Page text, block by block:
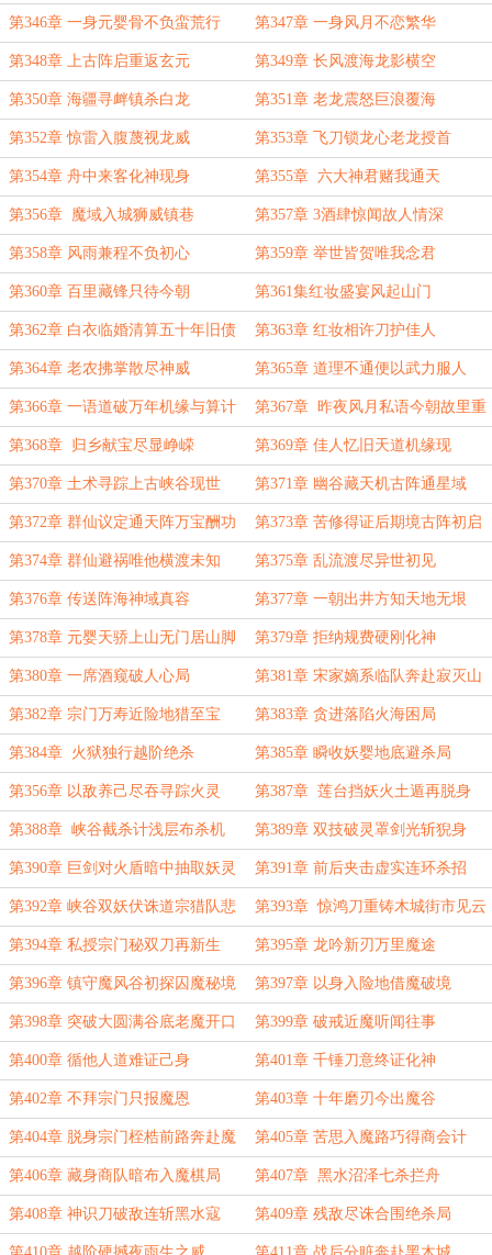
第346章 一身元婴骨不负蛮荒行 第347章 一身风月不恋繁华
第348章 上古阵启重返玄元 第349章 长风渡海龙影横空
第350章 海疆寻衅镇杀白龙 第351章 老龙震怒巨浪覆海
第352章 惊雷入腹蔑视龙威 第353章 飞刀锁龙心老龙授首
第354章 舟中来客化神现身 第355章 六大神君赌我通天
第356章 魔域入城狮威镇巷 第357章 3酒肆惊闻故人情深
第358章 风雨兼程不负初心 第359章 举世皆贺唯我念君
第360章 百里藏锋只待今朝 第361集红妆盛宴风起山门
第362章 白衣临婚清算五十年旧债 第363章 红妆相许刀护佳人
第364章 老农拂掌散尽神威 第365章 道理不通便以武力服人
第366章 一语道破万年机缘与算计 第367章 昨夜风月私语今朝故里重
第368章 归乡献宝尽显峥嵘 第369章 佳人忆旧天道机缘现
第370章 土术寻踪上古峡谷现世 第371章 幽谷藏天机古阵通星域
第372章 群仙议定通天阵万宝酬功 第373章 苦修得证后期境古阵初启
第374章 群仙避祸唯他横渡未知 第375章 乱流渡尽异世初见
第376章 传送阵海神域真容 第377章 一朝出井方知天地无垠
第378章 元婴天骄上山无门居山脚 第379章 拒纳规费硬刚化神
第380章 一席酒窥破人心局 第381章 宋家嫡系临队奔赴寂灭山
第382章 宗门万寿近险地猎至宝 第383章 贪进落陷火海困局
第384章 火狱独行越阶绝杀 第385章 瞬收妖婴地底避杀局
第356章 以敌养己尽吞寻踪火灵 第387章 莲台挡妖火土遁再脱身
第388章 峡谷截杀计浅层布杀机 第389章 双技破灵罩剑光斩猊身
第390章 巨剑对火盾暗中抽取妖灵 第391章 前后夹击虚实连环杀招
第392章 峡谷双妖伏诛道宗猎队悲 第393章 惊鸿刀重铸木城街市见云
泥
第394章 私授宗门秘双刀再新生 第395章 龙吟新刃万里魔途
第396章 镇守魔风谷初探囚魔秘境 第397章 以身入险地借魔破境
第398章 突破大圆满谷底老魔开口 第399章 破戒近魔听闻往事
第400章 循他人道难证己身 第401章 千锤刀意终证化神
第402章 不拜宗门只报魔恩 第403章 十年磨刃今出魔谷
第404章 脱身宗门桎梏前路奔赴魔 第405章 苦思入魔路巧得商会计
第406章 藏身商队暗布入魔棋局 第407章 黑水沼泽七杀拦舟
第408章 神识刀破敌连斩黑水寇 第409章 残敌尽诛合围绝杀局